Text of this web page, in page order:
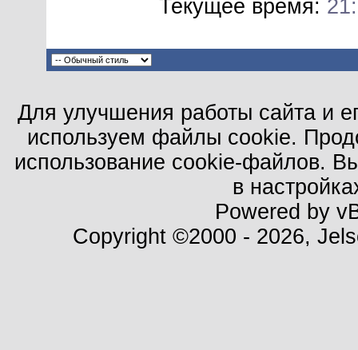
Текущее время:
Для улучшения работы сайта и
используем файлы cookie.
использование cookie-файлов.
в
Powered by
Copyright ©2000 - 2026,